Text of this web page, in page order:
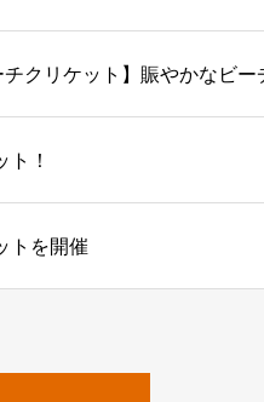
チクリケット】賑やかなビ
！
トを開催